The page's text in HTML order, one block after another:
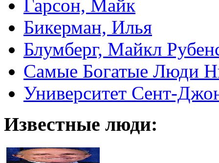
Гарсон, Майк
Бикерман, Илья
Блумберг, Майкл
Самые Богатые Люди
Университет Сент-
Известные люди: